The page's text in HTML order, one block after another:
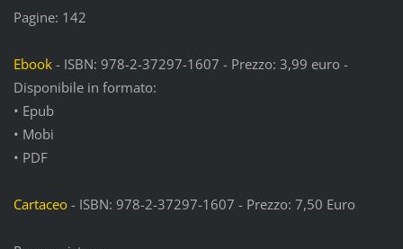
Pagine: 142
Ebook- ISBN: 978-2-37297-1607 - Prezzo: 3,99 euro -
Disponibile in formato:
• Epub
• Mobi
• PDF
Cartaceo- ISBN: 978-2-37297-1607 - Prezzo: 7,50 Euro